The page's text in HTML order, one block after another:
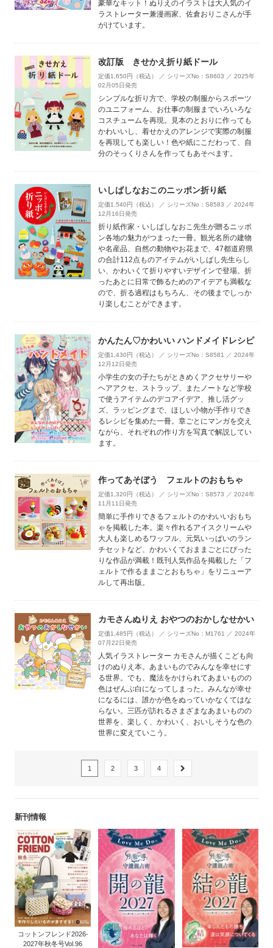
豪華なキット！ぬりえのイラストは大人気のイ
ラストレーター兼漫画家、佐倉おりこさんが手
がけています。
改訂版 きせかえ折り紙ドール
定価1,650円（税込） ／ シリーズNo：S8603 ／ 2025年
02月05日発売
シンプルな折り方で、学校の制服からスポーツ
のユニフォーム、お仕事の制服までいろいろな
コスチュームを再現。見本のとおりに作っても
かわいいし、着せかえのアレンジで実際の制服
を再現しても楽しい！色や紙にこだわって、自
分のそっくりさんを作ってもあそべます。
いしばしなおこのニッポン折り紙
定価1,540円（税込） ／ シリーズNo：S8583 ／ 2024年
12月16日発売
折り紙作家・いしばしなおこ先生が贈るニッポ
ン各地の魅力がつまった一冊。観光名所の建物
や名産品、自然の動物やお花まで、47都道府県
の合計112点ものアイテムがいしばし先生らし
い、かわいくて折りやすいデザインで登場。折
ったあとに日常で飾るためのアイデアも満載な
ので、折る過程はもちろん、その後までしっか
り楽しむことができます。
かんたん♡かわいい ハンドメイドレシピ
定価1,430円（税込） ／ シリーズNo：S8581 ／ 2024年
12月12日発売
小学生の女の子たちがときめくアクセサリーや
ヘアアクセ、ストラップ、またノートなど学校
で使うアイテムのデコアイデア、推し活グッ
ズ、ラッピングまで、ほしい小物が手作りでき
るレシピを集めた一冊。章ごとにマンガを交え
ながら、それぞれの作り方を写真で解説してい
ます。
作ってあそぼう フェルトのおもちゃ
定価1,320円（税込） ／ シリーズNo：S8573 ／ 2024年
11月11日発売
簡単に手作りできるフェルトのかわいいおもち
ゃを掲載した本。楽々作れるアイスクリームや
大人も楽しめるワッフル、元気いっぱいのラン
チセットなど、かわいくておままごとにぴった
りな作品が満載！既刊人気作品を掲載した「フ
ェルトで作るままごとおもちゃ」をリニューア
ルして再出版。
カモさんぬりえ おやつのおかしなせかい
定価1,485円（税込） ／ シリーズNo：M1761 ／ 2024年
07月22日発売
人気イラストレーター カモさんが描くこども向
けのぬりえ本。あまいものでみんなを幸せにす
る世界。でも、魔法をかけられてあまいものの
色はぜんぶ白になってしまった。みんなが幸せ
になるには、誰かが色をぬっていかなくてはな
らない。三匹が訪れるさまざまなあまいものの
世界を、楽しく、かわいく、おいしそうな色の
世界に変えていこう。
1 2 3 4
新刊情報
コットンフレンド2026-
2027年秋冬号Vol.96